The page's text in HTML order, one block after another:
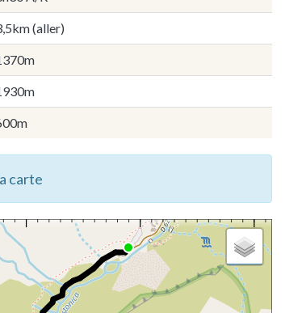
(aller)
carte